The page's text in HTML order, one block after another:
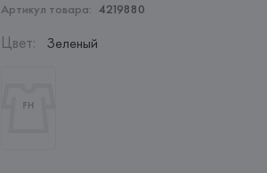
Артикул товара: 4219880
Цвет: Зеленый